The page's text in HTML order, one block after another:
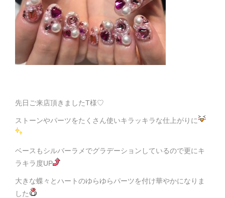
先日ご来店頂きましたT様♡
ストーンやパーツをたくさん使いキラッキラな仕上がりに
ベースもシルバーラメでグラデーションしているので更にキ
ラキラ度UP
大きな蝶々とハートのゆらゆらパーツを付け華やかになりま
した